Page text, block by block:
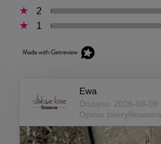
2
1
Ewa
Dodano: 2026-08-09
Opinia zweryfikowana